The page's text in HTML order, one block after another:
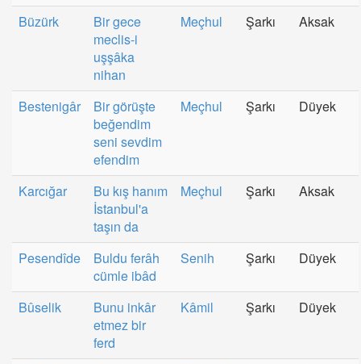
Büzürk
Bir gece
meclis-i
uşşâka
nihan
Meçhul Şarkı Aksak
Bestenigâr
Bir görüşte
beğendim
seni sevdim
efendim
Meçhul Şarkı Düyek
Karcığar
Bu kış hanım
İstanbul'a
taşın da
Meçhul Şarkı Aksak
Pesendîde
Buldu ferâh
cümle ibâd
Senih Şarkı Düyek
Bûselik
Bunu inkâr
etmez bir
ferd
Kâmil Şarkı Düyek